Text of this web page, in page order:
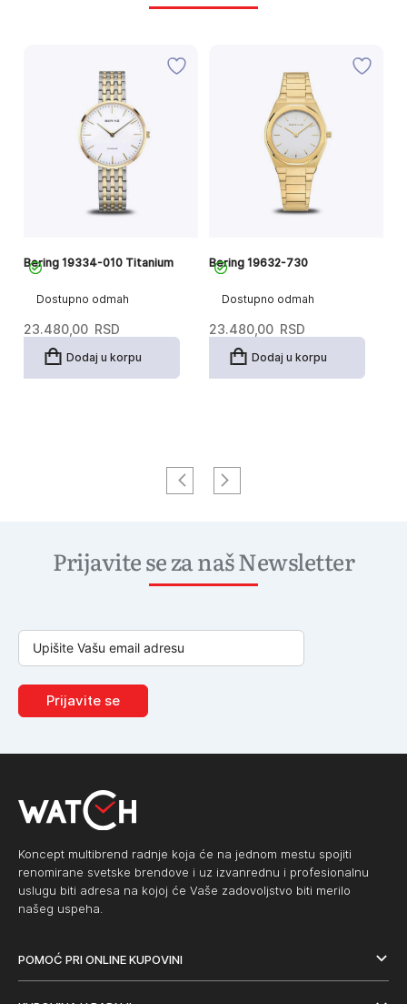
Dostupno odmah
Bering 19334-010 Titanium
23.480,00 RSD
Dodaj u korpu
Dostupno odmah
Bering 19632-730
23.480,00 RSD
Dodaj u korpu
Prijavite se za naš Newsletter
Prijavite se
Koncept multibrend radnje koja će na jednom mestu spojiti
renomirane svetske brendove i uz izvanrednu i profesionalnu
uslugu biti adresa na kojoj će Vaše zadovoljstvo biti merilo
našeg uspeha.
POMOĆ PRI ONLINE KUPOVINI